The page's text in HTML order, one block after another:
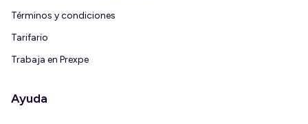
Términos y condiciones
Tarifario
Trabaja en Prexpe
Ayuda